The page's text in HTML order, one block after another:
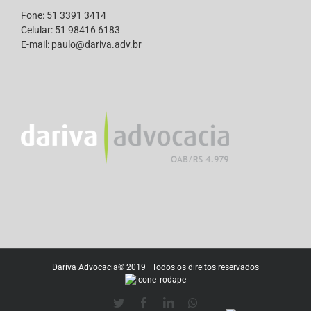
Fone: 51 3391 3414
Celular: 51 98416 6183
E-mail: paulo@dariva.adv.br
Dariva Advocacia© 2019 | Todos os direitos reservados
Twitter FacebookLinkedIn